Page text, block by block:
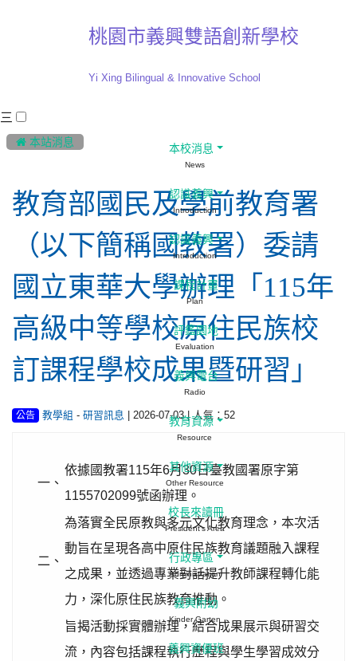
:::
 本站消息
教育部國民及學前教育署
（以下簡稱國教署）委請
國立東華大學辦理「115年
高級中等學校原住民族校
訂課程學校成果暨研習」
公告 教學組 - 研習訊息 | 2026-07-03 | 人氣：52
一、
依據國教署115年6月30日臺教國署原字第
1155702099號函辦理。
二、
為落實全民原教與多元文化教育理念，本次活
動旨在呈現各高中原住民族教育議題融入課程
之成果，並透過專業對話提升教師課程轉化能
力，深化原住民族教育推動。
旨揭活動採實體辦理，結合成果展示與研習交
流，內容包括課程執行歷程與學生學習成效分
桃園市義興雙語創新學校
Yi Xing Bilingual & Innovative School
三
本校消息
News
認識義興
Introduction
認識義興
Introduction
課程計畫
Plan
評鑑園地
Evaluation
義興電台
Radio
教育資源
Resource
其他資源
Other Resource
校長來讀冊
President's Area
行政專區
Administration
義興附幼
Kinder Garten
義興資優班